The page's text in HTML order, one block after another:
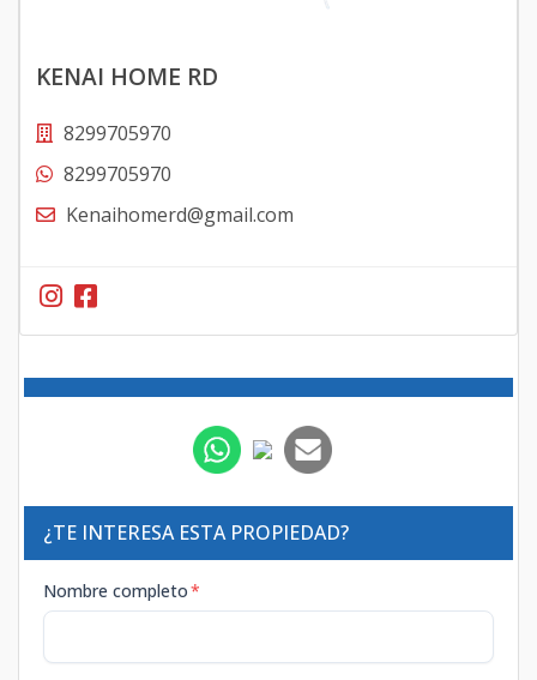
KENAI HOME RD
8299705970
8299705970
Kenaihomerd@gmail.com
¿TE INTERESA ESTA PROPIEDAD?
Nombre completo*